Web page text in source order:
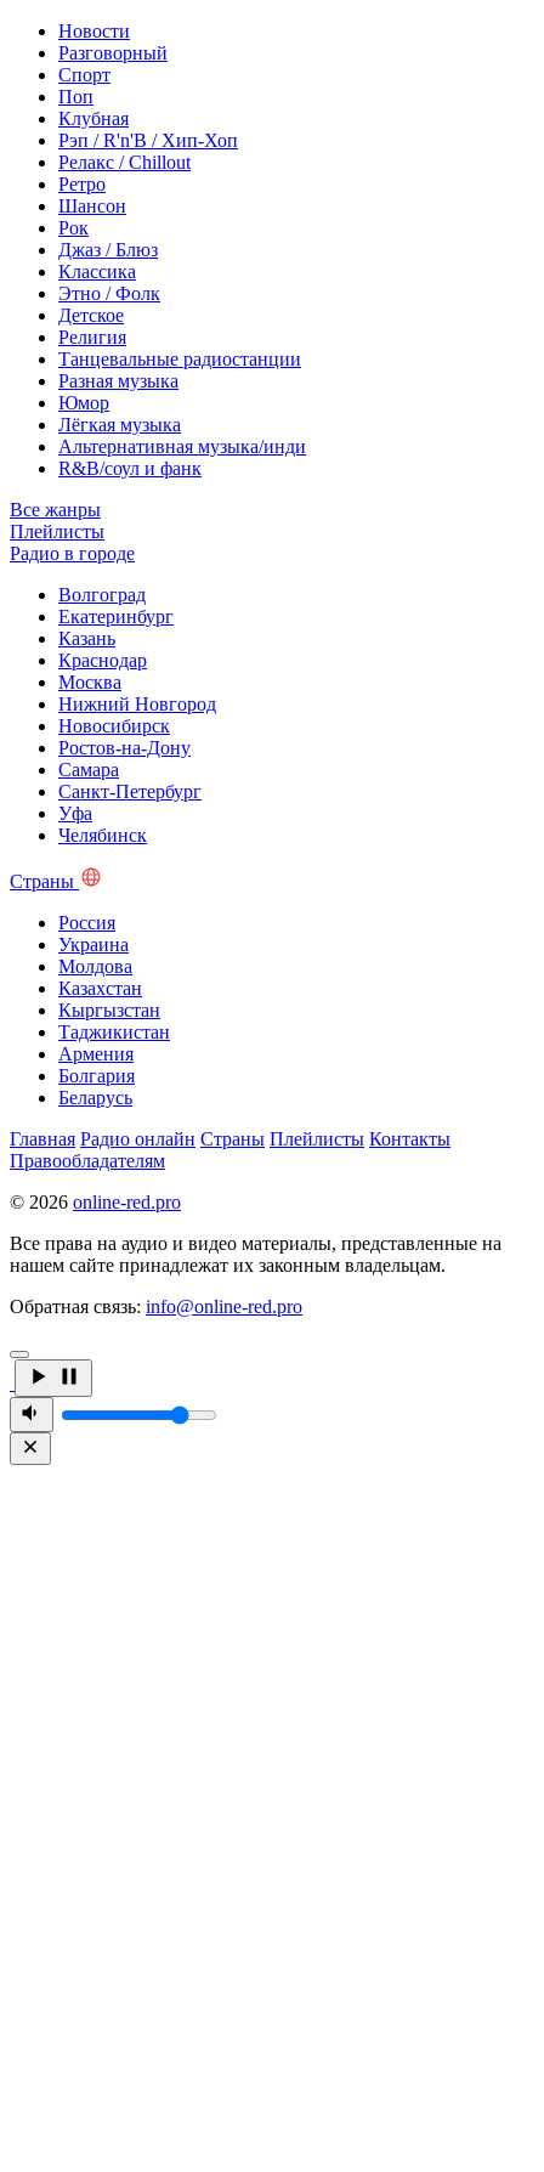
Новости
Разговорный
Спорт
Поп
Клубная
Рэп / R'n'B / Хип-Хоп
Релакс / Chillout
Ретро
Шансон
Рок
Джаз / Блюз
Классика
Этно / Фолк
Детское
Религия
Танцевальные радиостанции
Разная музыка
Юмор
Лёгкая музыка
Альтернативная музыка/инди
R&B/cоул и фанк
Все жанры
Плейлисты
Радио в городе
Волгоград
Екатеринбург
Казань
Краснодар
Москва
Нижний Новгород
Новосибирск
Ростов-на-Дону
Самара
Санкт-Петербург
Уфа
Челябинск
Страны
Россия
Украина
Молдова
Казахстан
Кыргызстан
Таджикистан
Армения
Болгария
Беларусь
Главная Радио онлайн Страны Плейлисты Контакты
Правообладателям
© 2026 online-red.pro
Все права на аудио и видео материалы, представленные на
нашем сайте принадлежат их законным владельцам.
Обратная связь: info@online-red.pro